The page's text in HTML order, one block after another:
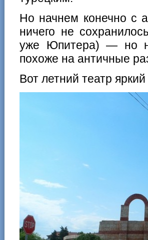
Но начнем конечно с
ничего не
уже Юпитера) — но
похоже на античные
Вот летний театр